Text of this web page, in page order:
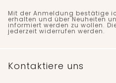
Mit der Anmeldung bestätige
erhalten und über Neuheiten
informiert werden zu wollen.
jederzeit widerrufen werden.
Kontaktiere uns